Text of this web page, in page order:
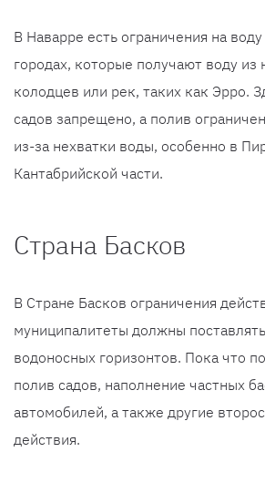
В Наварре есть ограничения на
городах, которые получают воду из
колодцев или рек, таких как Эрро.
садов запрещено, а полив
из-за нехватки воды, особенно в
Кантабрийской части.
Страна Басков
В Стране Басков ограничения
муниципалитеты должны
водоносных горизонтов. Пока что
полив садов, наполнение частных
автомобилей, а также другие
действия.